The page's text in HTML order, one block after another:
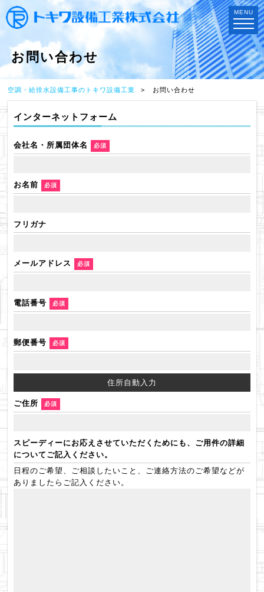
MENU
お問い合わせ
空調・給排水設備工事のトキワ設備工業 お問い合わせ
インターネットフォーム
会社名・所属団体名 必須
お名前 必須
フリガナ
メールアドレス 必須
電話番号 必須
郵便番号 必須
ご住所 必須
スピーディーにお応えさせていただくためにも、ご用件の詳細
についてご記入ください。
日程のご希望、ご相談したいこと、ご連絡方法のご希望などが
ありましたらご記入ください。